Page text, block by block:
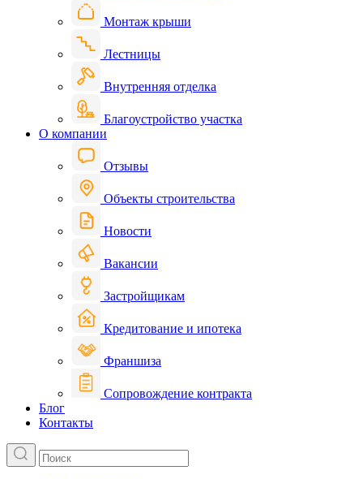
Монтаж крыши
Лестницы
Внутренняя отделка
Благоустройство участка
О компании
Отзывы
Объекты строительства
Новости
Вакансии
Застройщикам
Кредитование и ипотека
Франшиза
Сопровождение контракта
Блог
Контакты